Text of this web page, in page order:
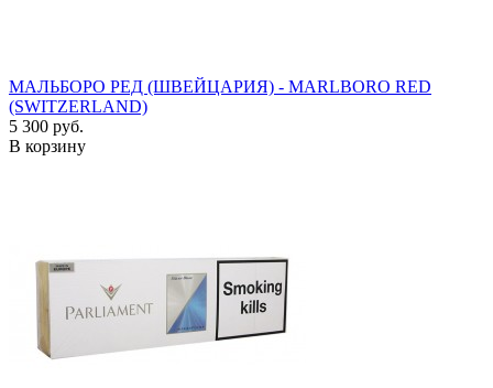
МАЛЬБОРО РЕД (ШВЕЙЦАРИЯ) - MARLBORO RED
(SWITZERLAND)
5 300 руб.
В корзину